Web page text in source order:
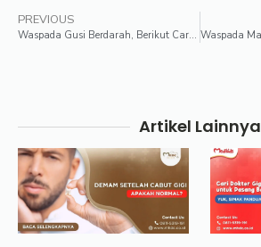
PREVIOUS
Waspada Gusi Berdarah, Berikut Cara Pencegahannya
Artikel Lainnya